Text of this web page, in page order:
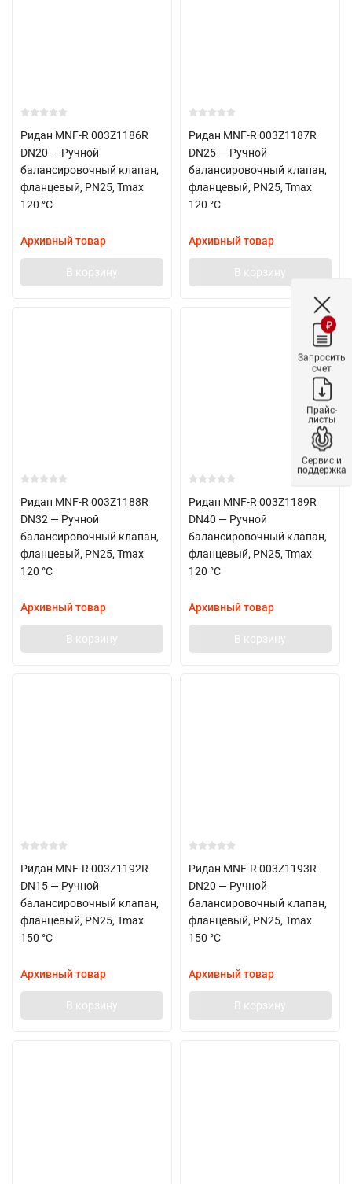
Ридан MNF-R 003Z1186R
DN20 — Ручной
балансировочный клапан,
фланцевый, PN25, Tmax
120 °C
Архивный товар
В корзину
Ридан MNF-R 003Z1187R
DN25 — Ручной
балансировочный клапан,
фланцевый, PN25, Tmax
120 °C
Архивный товар
В корзину
Ридан MNF-R 003Z1188R
DN32 — Ручной
балансировочный клапан,
фланцевый, PN25, Tmax
120 °C
Архивный товар
В корзину
Ридан MNF-R 003Z1189R
DN40 — Ручной
балансировочный клапан,
фланцевый, PN25, Tmax
120 °C
Архивный товар
В корзину
Ридан MNF-R 003Z1192R
DN15 — Ручной
балансировочный клапан,
фланцевый, PN25, Tmax
150 °C
Архивный товар
В корзину
Ридан MNF-R 003Z1193R
DN20 — Ручной
балансировочный клапан,
фланцевый, PN25, Tmax
150 °C
Архивный товар
В корзину
₽
Запросить
счет
Прайс-
листы
Сервис и
поддержка